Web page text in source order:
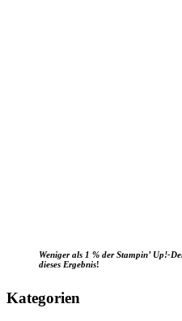
Weniger als 1 % der Stampin’ Up!-
dieses Ergebnis!
Kategorien